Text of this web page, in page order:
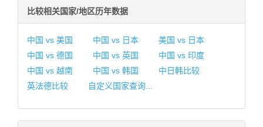
比较相关国家/地区历年数据
中国 vs 美国 中国 vs 日本
美国 vs 日本
中国 vs 德国
中国 vs 英国
中国 vs 印度
中国 vs 越南
中国 vs 韩国
中日韩比较
英法德比较
自定义国家查询...